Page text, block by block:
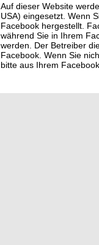
Auf dieser Website
USA) eingesetzt. Wenn
Facebook hergestellt.
während Sie in Ihrem
werden. Der Betreiber
Facebook. Wenn Sie
bitte aus Ihrem